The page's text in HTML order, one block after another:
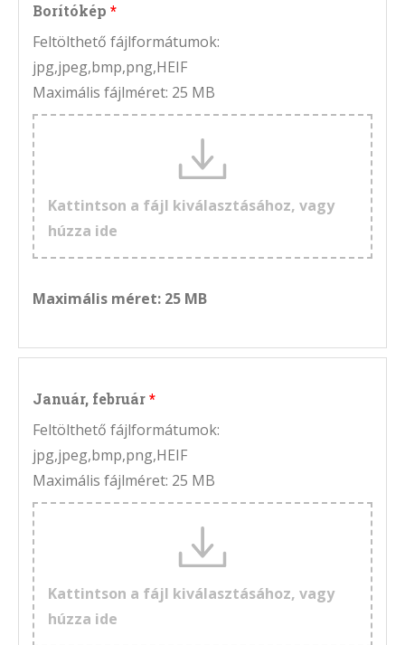
Borítókép
Feltölthető fájlformátumok:
jpg,jpeg,bmp,png,HEIF
Maximális fájlméret: 25 MB
Kattintson a fájl kiválasztásához, vagy
húzza ide
Maximális méret: 25 MB
Január, február
Feltölthető fájlformátumok:
jpg,jpeg,bmp,png,HEIF
Maximális fájlméret: 25 MB
Kattintson a fájl kiválasztásához, vagy
húzza ide